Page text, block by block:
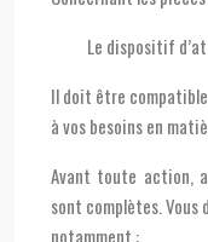
Le dispositif
Il doit être
à vos besoins en
Avant toute action,
sont complètes. Vous
notamment :